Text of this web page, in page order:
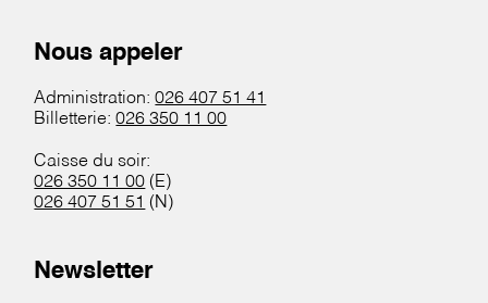
Nous appeler
Administration:026 407 51 41
Billetterie:026 350 11 00
Caisse du soir:
026 350 11 00 (E)
026 407 51 51 (N)
Newsletter